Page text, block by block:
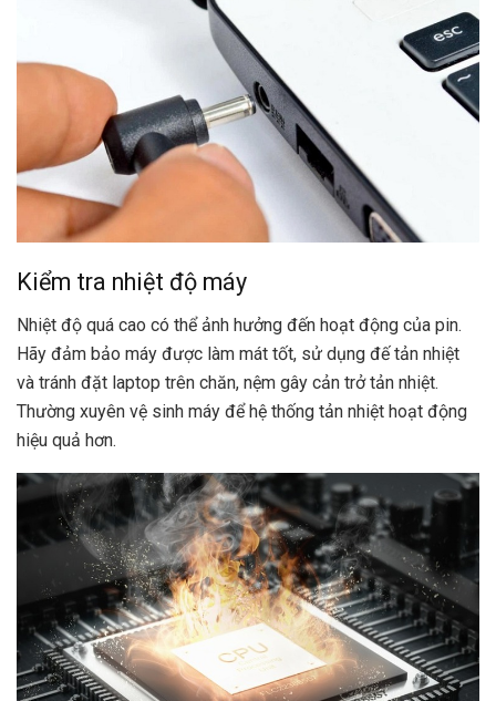
Kiểm tra nhiệt độ máy
Nhiệt độ quá cao có thể ảnh hưởng đến hoạt động của pin.
Hãy đảm bảo máy được làm mát tốt, sử dụng đế tản nhiệt
và tránh đặt laptop trên chăn, nệm gây cản trở tản nhiệt.
Thường xuyên vệ sinh máy để hệ thống tản nhiệt hoạt động
hiệu quả hơn.